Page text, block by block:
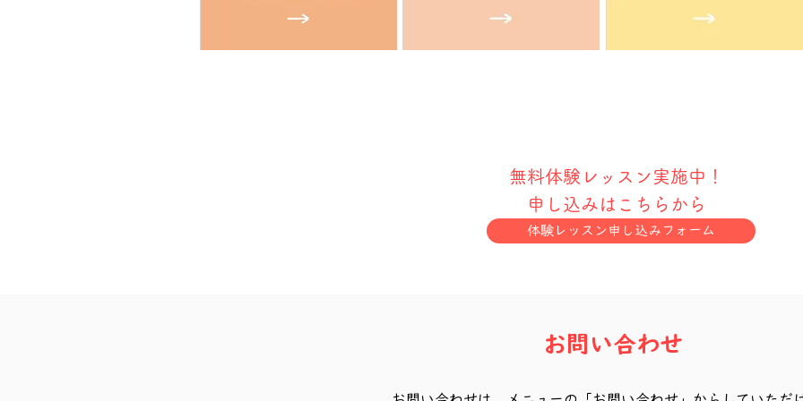
無料体験レッスン実施中！
申し込みはこちらから
体験レッスン申し込みフォーム
お問い合わせ